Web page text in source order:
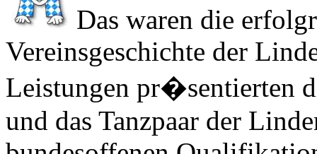
Das waren die
Vereinsgeschichte der
Leistungen pr�sentierten
und das Tanzpaar der